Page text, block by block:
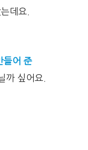
데요.
들어 준
까 싶어요.